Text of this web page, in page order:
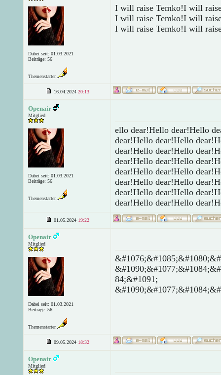
Dabei seit: 01.03.2021
Beiträge: 56
Themenstarter
I will raise Temko!I will
I will raise Temko!I will
I will raise Temko!I will
16.04.2024 20:13
Openair
Mitglied
Dabei seit: 01.03.2021
Beiträge: 56
Themenstarter
ello dear!Hello dear!Hello
dear!Hello dear!Hello
dear!Hello dear!Hello
dear!Hello dear!Hello
dear!Hello dear!Hello
dear!Hello dear!Hello
dear!Hello dear!Hello
dear!Hello dear!Hello
01.05.2024 19:22
Openair
Mitglied
Dabei seit: 01.03.2021
Beiträge: 56
Themenstarter
84;&#1091;
09.05.2024 18:32
Openair
Mitglied